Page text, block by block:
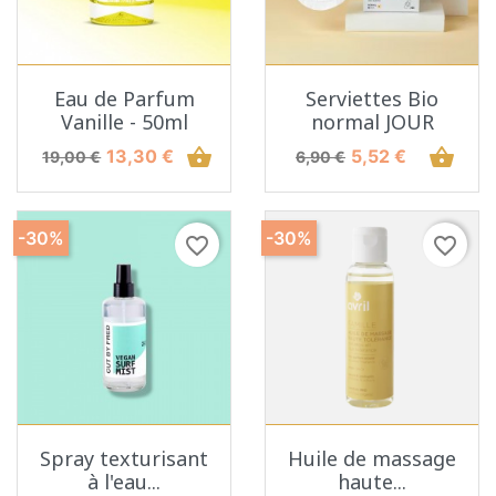
Eau de Parfum
Vanille - 50ml
Prix de base
19,00 € Prix
13,30 € shopping_basket
Serviettes Bio
normal JOUR
Prix de base
6,90 € Prix
5,52 € shopping_basket
favorite_border
Spray texturisant
à l'eau...
-30% favorite_border
Huile de massage
haute...
-30%